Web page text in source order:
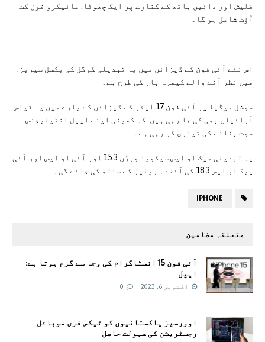
فلیش اور دائیں ہاتھ کے کنارے پر ایک چھوٹا. مائیکرو فون کٹ
آؤٹ شامل ہو گا۔
اس نئے آئی فون کے ڈیزائن میں یہ تبدیلی گوگل کی پکسل سیریز.
میں نظر آنے والے کیمرہ بار کی طرح ہے۔
سوشل میڈیا پر آئی فون 17 ایئر کے ڈیزائن کے بارے میں یہ قیاس
آرائیاں بھی کی جا رہی ہیں. کہ کمپنی اپنے ایپل انٹیلیجنس
سوٹ بنانے کی تیاری کر رہی ہے۔
یہ تبدیلی میک او ایس سیکویا ورژن 15.3 اور آئی او ایس اور آئی
پیڈ او ایس 18.3 کی آئندہ ریلیز کے ساتھ کی جائے گی۔
IPHONE
متعلقہ مضامین
آئی فون 15 انسٹاگرام کی وجہ سے گرم ہوتا ہے:
ایپل
اکتوبر 6, 2023 0
اوورسیز پاکستانیوں کو ٹیکس فری موبائل
رجسٹریشن کی سہولت حاصل